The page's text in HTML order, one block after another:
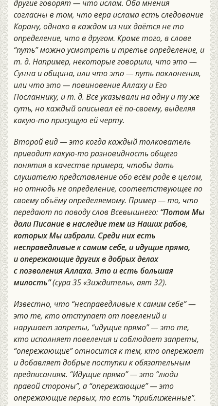
другие говорят — что ислам. Оба мнения
согласны в том, что вера ислама есть следование
Корану, однако в каждом из них даётся не то
определение, что в другом. Кроме того, в слове
“путь” можно усмотреть и третье определение, и
т. д. Например, некоторые говорили, что это —
Сунна и община, или что это — путь поклонения,
или что это — повиновение Аллаху и Его
Посланнику, и т. д. Все указывали на одну и ту же
суть, но каждый описывал её по-своему, выделяя
какую-то присущую ей черту.
Второй вид — это когда каждый толкователь
приводит какую-то разновидность общего
понятия в качестве примера, чтобы дать
слушателю представление обо всём роде в целом,
но отнюдь не определение, соответствующее по
своему объёму определяемому. Пример — то, что
передают по поводу слов Всевышнего: “Потом Мы
дали Писание в наследие тем из Наших рабов,
которых Мы избрали. Среди них есть
несправедливые к самим себе, и идущие прямо,
и опережающие других в добрых делах
с позволения Аллаха. Это и есть большая
милость”(сура 35 «Зиждитель», аят 32).
Известно, что “несправедливые к самим себе” —
это те, кто отступает от повелений и
нарушает запреты, “идущие прямо” — это те,
кто исполняет повеления и соблюдает запреты,
“опережающие” относится к тем, кто опережает
и добавляет добрые поступки к обязательным
предписаниям. “Идущие прямо” — это “люди
правой стороны”, а “опережающие” — это
опережающие первых, то есть “приближённые”.